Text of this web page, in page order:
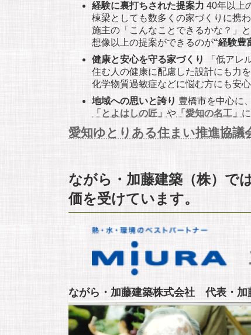
経験に裏打ちされた提案力 40年以上
棟梁としても数多くの家づくりに携わ
施主の「こんなことできるかな？」と
想像以上の提案ができるのが“経験豊
健康と安心を守る家づくり
「低アレ
住む人の健康に配慮した設計にも力を
化学物質過敏症などに悩む方にも安
地域への思いと誇り 豊橋市を中心に
「とよはしの匠」 や 「愛知の名工」
愛知ゆとりある住まい推進協
ながら・加藤建築（株）で
価を受けています。
ながら・加藤建築株式会社 代表・加